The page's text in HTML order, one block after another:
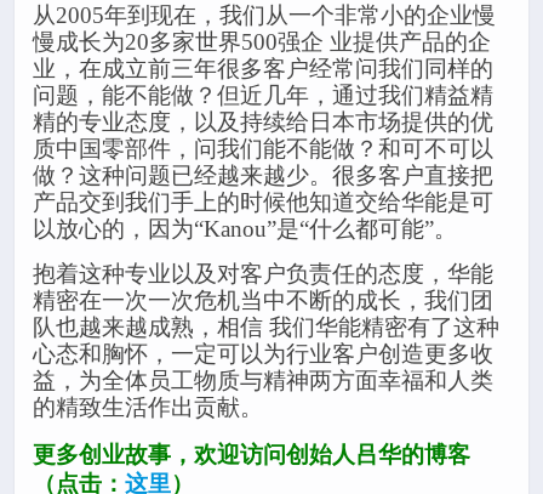
从2005年到现在，我们从一个非常小的企业慢
慢成长为20多家世界500强企 业提供产品的企
业，在成立前三年很多客户经常问我们同样的
问题，能不能做？但近几年，通过我们精益精
精的专业态度，以及持续给日本市场提供的优
质中国零部件，问我们能不能做？和可不可以
做？这种问题已经越来越少。很多客户直接把
产品交到我们手上的时候他知道交给华能是可
以放心的，因为“Kanou”是“什么都可能”。
抱着这种专业以及对客户负责任的态度，华能
精密在一次一次危机当中不断的成长，我们团
队也越来越成熟，相信 我们华能精密有了这种
心态和胸怀，一定可以为行业客户创造更多收
益，为全体员工物质与精神两方面幸福和人类
的精致生活作出贡献。
更多创业故事，欢迎访问创始人吕华的博客
（点击： 这里）